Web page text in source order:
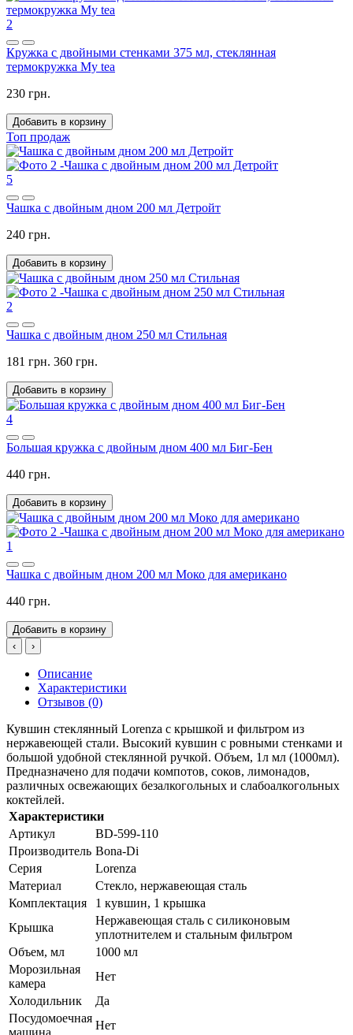
2
Кружка с двойными стенками 375 мл, стеклянная
термокружка My tea
230 грн.
Добавить в корзину
Топ продаж
5
Чашка с двойным дном 200 мл Детройт
240 грн.
Добавить в корзину
2
Чашка с двойным дном 250 мл Стильная
181 грн. 360 грн.
Добавить в корзину
4
Большая кружка с двойным дном 400 мл Биг-Бен
440 грн.
Добавить в корзину
1
Чашка с двойным дном 200 мл Моко для американо
440 грн.
Добавить в корзину
‹
›
Описание
Характеристики
Отзывов (0)
Кувшин стеклянный Lorenza с крышкой и фильтром из
нержавеющей стали. Высокий кувшин с ровными стенками и
большой удобной стеклянной ручкой. Объем, 1л мл (1000мл).
Предназначено для подачи компотов, соков, лимонадов,
различных освежающих безалкогольных и слабоалкогольных
коктейлей.
Характеристики
Артикул
BD-599-110
Производитель Bona-Di
Серия
Lorenza
Материал
Стекло, нержавеющая сталь
Комплектация
1 кувшин, 1 крышка
Крышка
Нержавеющая сталь с силиконовым
уплотнителем и стальным фильтром
Объем, мл
1000 мл
Морозильная
камера
Нет
Холодильник
Да
Посудомоечная
Нет